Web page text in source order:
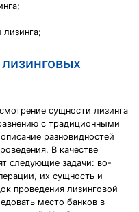
лизинга;
сущности лизинга
с традиционными
разновидностей
В качестве
следующие задачи: во-
их сущность и
проведения лизинговой
место банков в